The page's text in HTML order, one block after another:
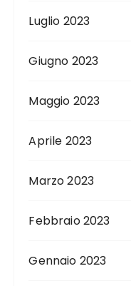
Luglio 2023
Giugno 2023
Maggio 2023
Aprile 2023
Marzo 2023
Febbraio 2023
Gennaio 2023